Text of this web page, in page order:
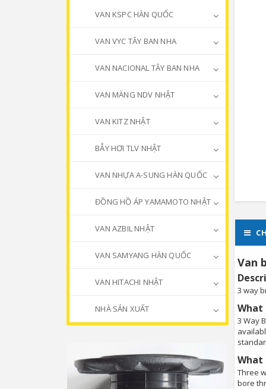
Van
3 way
What
3 Way
What
Three
bore
VAN KSPC HÀN QUỐC
VAN VYC TÂY BAN NHA
VAN NACIONAL TÂY BAN NHA
VAN MÀNG NDV NHẬT
VAN KITZ NHẬT
BẪY HƠI TLV NHẬT
VAN NHỰA A-SUNG HÀN QUỐC
ĐỒNG HỒ ÁP YAMAMOTO NHẬT
VAN AZBIL NHẬT
VAN SAMYANG HÀN QUỐC
VAN HITACHI NHẬT
NHÀ SẢN XUẤT